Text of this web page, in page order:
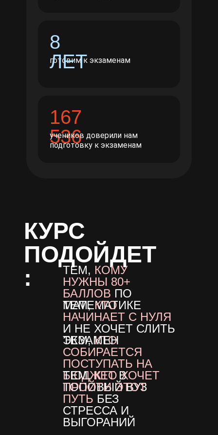
готовим к экзаменам
8
ЛЕТ
167
536
учеников доверили нам
подготовку к экзаменам
КУРС
ПОДОЙДЕТ
:
ТЕМ, КОМУ
НУЖНЫ 80+
БАЛЛОВ ПО
МАТЕМАТИКЕ
ТЕМ,КТО
СОБИРАЕТСЯ
ПОСТУПАТЬ НА
БЮДЖЕТВ
ТОПОВЫЙ ВУЗ
ТЕМ,КТО ХОЧЕТ
ПРОЙТИ ЭТОТ
ПУТЬ БЕЗ
СТРЕССА И
ВЫГОРАНИЙ
ТЕМ,КТО
НАЧИНАЕТ С НУЛЯ
И НЕ ХОЧЕТ СЛИТЬ
ЭКЗАМЕН